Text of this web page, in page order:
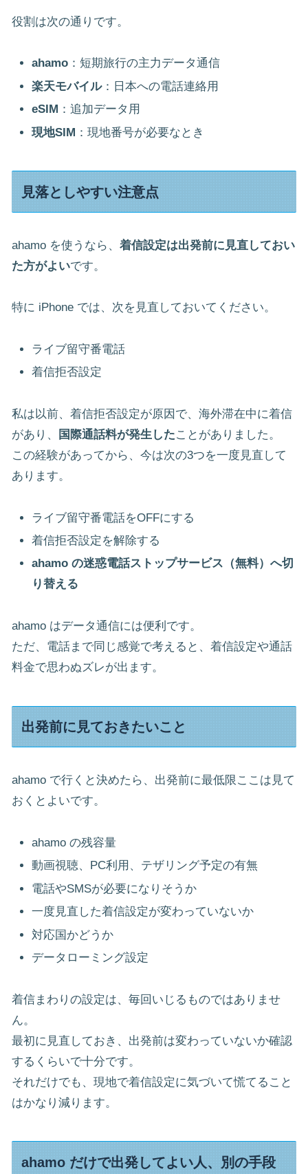
役割は次の通りです。
ahamo ：短期旅行の主力データ通信
楽天モバイル：日本への電話連絡用
eSIM ：追加データ用
現地SIM ：現地番号が必要なとき
見落としやすい注意点
ahamo を使うなら、 着信設定は出発前に見直しておい
た方がよいです。
特に iPhone では、次を見直しておいてください。
ライブ留守番電話
着信拒否設定
私は以前、着信拒否設定が原因で、海外滞在中に着信
があり、
国際通話料が発生したことがありました。
この経験があってから、今は次の3つを一度見直して
あります。
ライブ留守番電話をOFFにする
着信拒否設定を解除する
ahamo の迷惑電話ストップサービス（無料）へ切
り替える
ahamo はデータ通信には便利です。
ただ、電話まで同じ感覚で考えると、着信設定や通話
料金で思わぬズレが出ます。
出発前に見ておきたいこと
ahamo で行くと決めたら、出発前に最低限ここは見て
おくとよいです。
ahamo の残容量
動画視聴、PC利用、テザリング予定の有無
電話やSMSが必要になりそうか
一度見直した着信設定が変わっていないか
対応国かどうか
データローミング設定
着信まわりの設定は、毎回いじるものではありませ
ん。
最初に見直しておき、出発前は変わっていないか確認
するくらいで十分です。
それだけでも、現地で着信設定に気づいて慌てること
はかなり減ります。
ahamo だけで出発してよい人、別の手段